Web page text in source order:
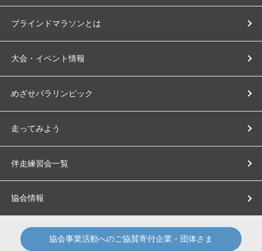
ブラインドマラソンとは
大会・イベント情報
めざせパラリンピック
走ってみよう
伴走練習会一覧
協会情報
協会事業活動へのご協賛寄付企業・団体さま